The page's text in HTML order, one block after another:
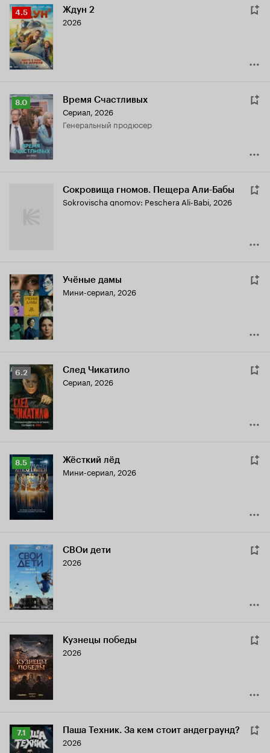
Рейтинг
Кинопоиска
4.5
4.5 Ждун 2
2026
Рейтинг
Кинопоиска
8.0
8.0 Время Счастливых
Сериал, 2026
генеральный продюсер
Сокровища гномов. Пещера Али-Бабы
Sokrovischa gnomov: Peschera Ali-Babi, 2026
Учёные дамы
Мини-сериал, 2026
Рейтинг
Кинопоиска
6.2
6.2 След Чикатило
Сериал, 2026
Рейтинг
Кинопоиска
8.5
8.5 Жёсткий лёд
Мини-сериал, 2026
СВОи дети
2026
Кузнецы победы
2026
Рейтинг
Кинопоиска
7.1 Паша Техник. За кем стоит андеграунд?
2026